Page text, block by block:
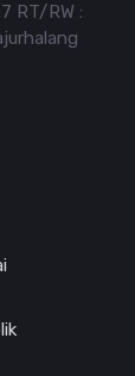
RT/RW :